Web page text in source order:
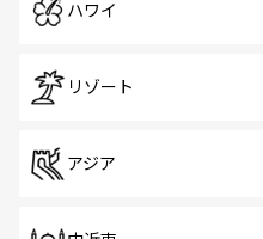
ハワイ
リゾート
アジア